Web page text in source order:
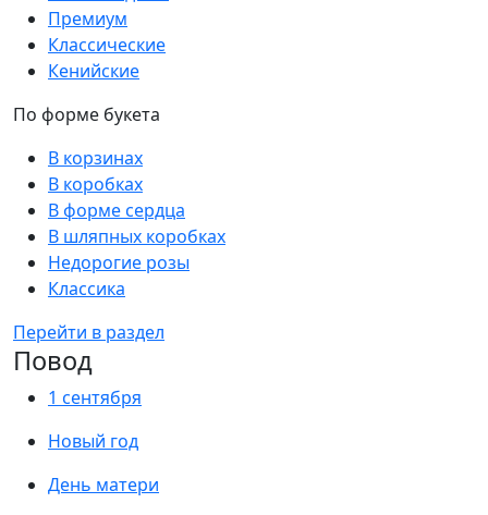
Премиум
Классические
Кенийские
По форме букета
В корзинах
В коробках
В форме сердца
В шляпных коробках
Недорогие розы
Классика
Перейти в раздел
Повод
1 сентября
Новый год
День матери